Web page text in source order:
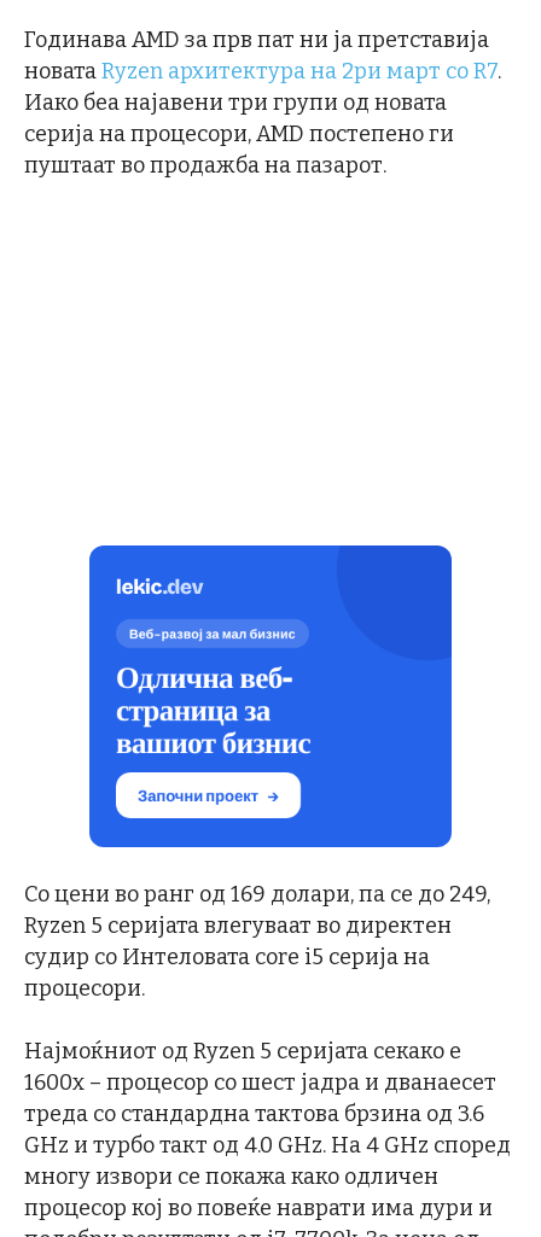
Годинава AMD за прв пат ни ја претставија
новатаRyzen архитектура на 2ри март со R7.
Иако беа најавени три групи од новата
серија на процесори, AMD постепено ги
пуштаат во продажба на пазарот.
Со цени во ранг од 169 долари, па се до 249,
Ryzen 5 серијата влегуваат во директен
судир со Интеловата core i5 серија на
процесори.
Најмоќниот од Ryzen 5 серијата секако е
1600x – процесор со шест јадра и дванаесет
треда со стандардна тактова брзина од 3.6
GHz и турбо такт од 4.0 GHz. На 4 GHz според
многу извори се покажа како одличен
процесор кој во повеќе наврати има дури и